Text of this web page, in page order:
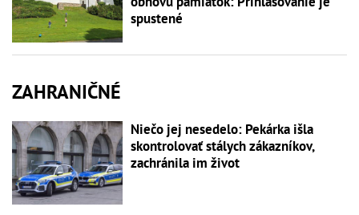
spustené
ZAHRANIČNÉ
Niečo jej nesedelo: Pekárka išla
skontrolovať stálych zákazníkov,
zachránila im život